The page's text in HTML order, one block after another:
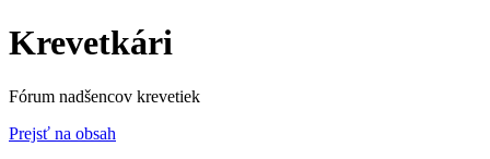
Krevetkári
Fórum nadšencov krevetiek
Prejsť na obsah